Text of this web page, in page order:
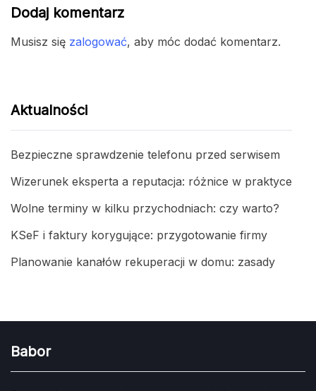
Dodaj komentarz
Musisz się zalogować, aby móc dodać komentarz.
Aktualności
Bezpieczne sprawdzenie telefonu przed serwisem
Wizerunek eksperta a reputacja: różnice w praktyce
Wolne terminy w kilku przychodniach: czy warto?
KSeF i faktury korygujące: przygotowanie firmy
Planowanie kanałów rekuperacji w domu: zasady
Babor